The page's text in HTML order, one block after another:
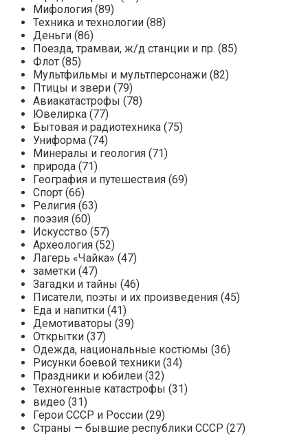
Мифология (89)
Техника и технологии (88)
Деньги (86)
Поезда, трамваи, ж/д станции и пр. (85)
Флот (85)
Мультфильмы и мультперсонажи (82)
Птицы и звери (79)
Авиакатастрофы (78)
Ювелирка (77)
Бытовая и радиотехника (75)
Униформа (74)
Минералы и геология (71)
природа (71)
География и путешествия (69)
Спорт (66)
Религия (63)
поэзия (60)
Искусство (57)
Археология (52)
Лагерь «Чайка» (47)
заметки (47)
Загадки и тайны (46)
Писатели, поэты и их произведения (45)
Еда и напитки (41)
Демотиваторы (39)
Открытки (37)
Одежда, национальные костюмы (36)
Рисунки боевой техники (34)
Праздники и юбилеи (32)
Техногенные катастрофы (31)
видео (31)
Герои СССР и России (29)
Страны — бывшие республики СССР (27)